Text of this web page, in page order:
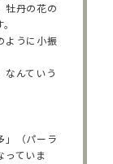
牡丹の花の
ように小振
なんていう
」（パーラ
っていま